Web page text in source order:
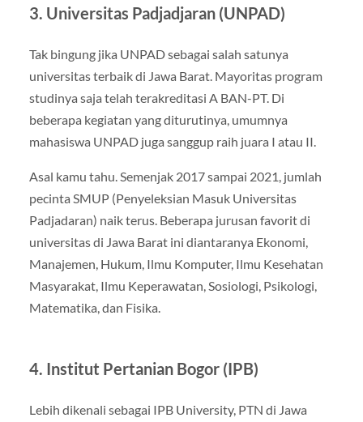
3. Universitas Padjadjaran (UNPAD)
Tak bingung jika UNPAD sebagai salah satunya
universitas terbaik di Jawa Barat. Mayoritas program
studinya saja telah terakreditasi A BAN-PT. Di
beberapa kegiatan yang diturutinya, umumnya
mahasiswa UNPAD juga sanggup raih juara I atau II.
Asal kamu tahu. Semenjak 2017 sampai 2021, jumlah
pecinta SMUP (Penyeleksian Masuk Universitas
Padjadaran) naik terus. Beberapa jurusan favorit di
universitas di Jawa Barat ini diantaranya Ekonomi,
Manajemen, Hukum, Ilmu Komputer, Ilmu Kesehatan
Masyarakat, Ilmu Keperawatan, Sosiologi, Psikologi,
Matematika, dan Fisika.
4. Institut Pertanian Bogor (IPB)
Lebih dikenali sebagai IPB University, PTN di Jawa